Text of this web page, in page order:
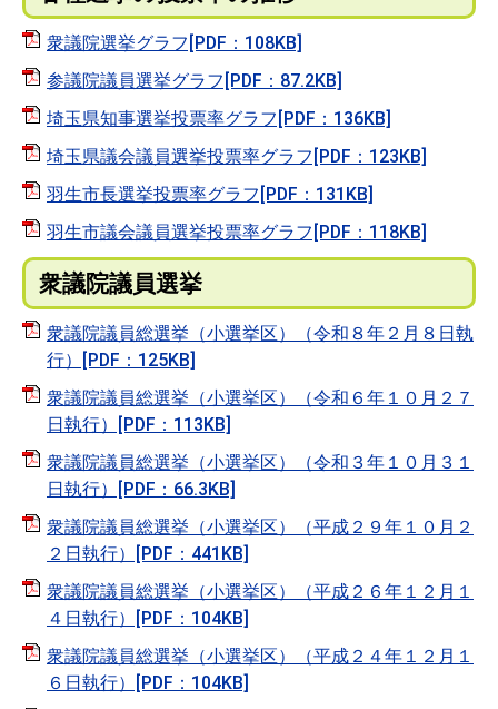
衆議院選挙グラフ[PDF：108KB]
参議院議員選挙グラフ[PDF：87.2KB]
埼玉県知事選挙投票率グラフ[PDF：136KB]
埼玉県議会議員選挙投票率グラフ[PDF：123KB]
羽生市長選挙投票率グラフ[PDF：131KB]
羽生市議会議員選挙投票率グラフ[PDF：118KB]
衆議院議員選挙
衆議院議員総選挙（小選挙区）（令和８年２月８日執
行）[PDF：125KB]
衆議院議員総選挙（小選挙区）（令和６年１０月２７
日執行）[PDF：113KB]
衆議院議員総選挙（小選挙区）（令和３年１０月３１
日執行）[PDF：66.3KB]
衆議院議員総選挙（小選挙区）（平成２９年１０月２
２日執行）[PDF：441KB]
衆議院議員総選挙（小選挙区）（平成２６年１２月１
４日執行）[PDF：104KB]
衆議院議員総選挙（小選挙区）（平成２４年１２月１
６日執行）[PDF：104KB]